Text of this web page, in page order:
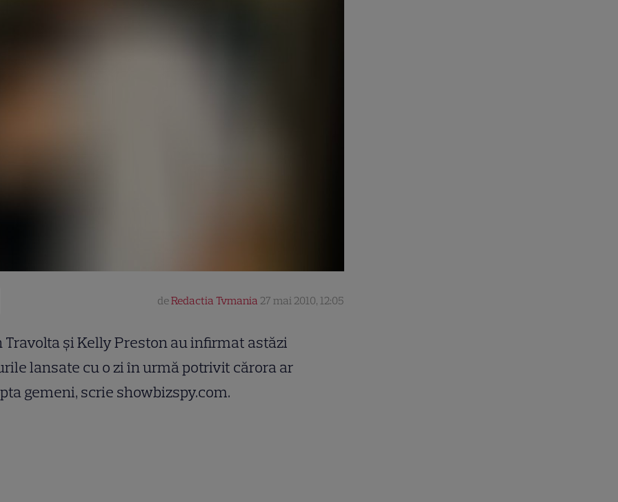
deRedactia Tvmania 27 mai 2010, 12:05
Travolta şi Kelly Preston au infirmat astăzi
lansate cu o zi în urmă potrivit cărora ar
gemeni, scrie showbizspy.com.